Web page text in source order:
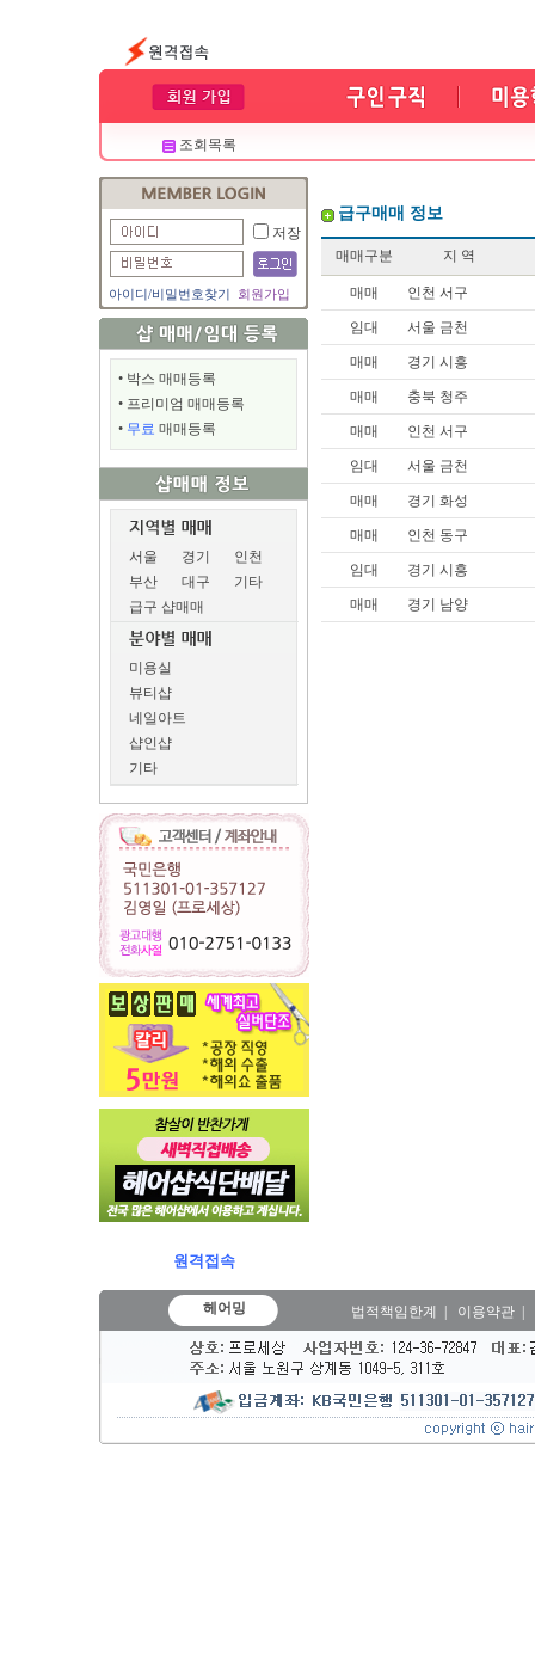
조회목록
저장
아이디/비밀번호찾기 회원가입
• 박스 매매등록
• 프리미엄 매매등록
• 무료 매매등록
서울 경기
인천
부산
대구
기타
급구 샵매매
미용실
뷰티샵
네일아트
샵인샵
기타
원격접속
급구매매 정보
매매구분 지 역
매매 인천 서구
임대 서울 금천
매매 경기 시흥
매매 충북 청주
매매 인천 서구
임대 서울 금천
매매 경기 화성
매매 인천 동구
임대 경기 시흥
매매 경기 남양
헤어밍 법적책임한계 이용약관|